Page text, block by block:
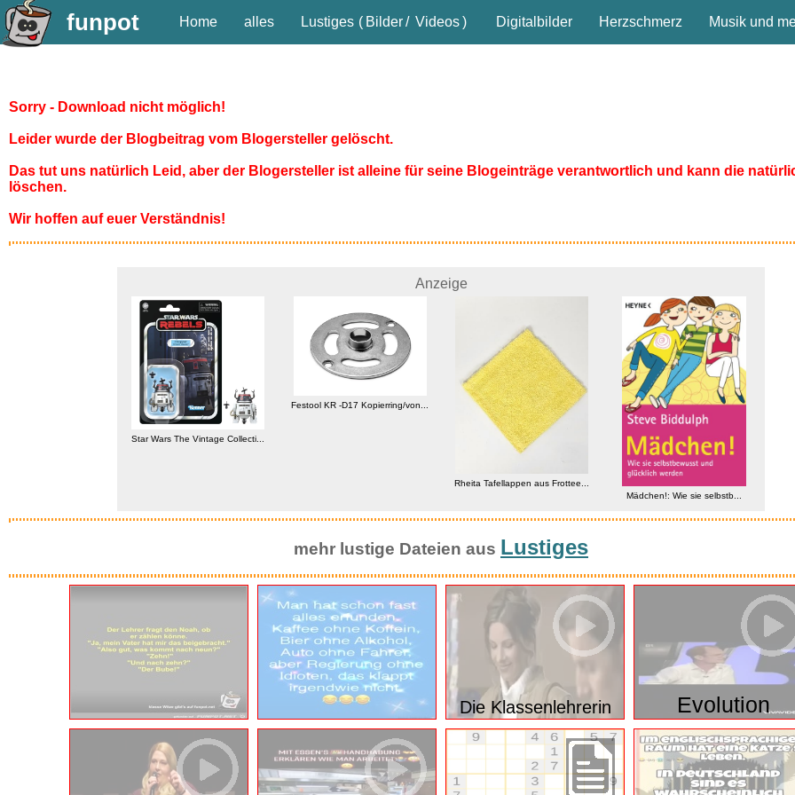
funpot Home alles Lustiges ( Bilder/ Videos) Digitalbilder Herzschmerz Musik und
Sorry - Download nicht möglich!
Leider wurde der Blogbeitrag vom Blogersteller gelöscht.
Das tut uns natürlich Leid, aber der Blogersteller ist alleine für seine Blogeinträge verantwortlich und kann die
löschen.
Wir hoffen auf euer Verständnis!
Anzeige
Star Wars The Vintage Collecti...
Festool KR -D17 Kopierring/von...
Rheita Tafellappen aus Frottee...
Mädchen!: Wie sie selbstb...
mehr lustige Dateien aus Lustiges
Die Klassenlehrerin Evolution